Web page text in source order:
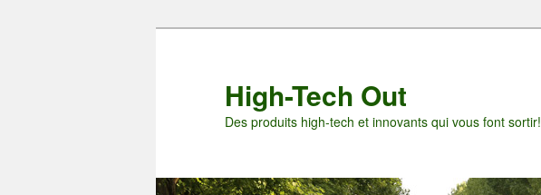
High-Tech Out
Des produits high-tech et innovants qui vous font sortir!